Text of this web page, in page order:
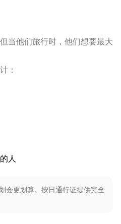
当他们旅行时，他们想要最大
：
人
会更划算。按日通行证提供完全